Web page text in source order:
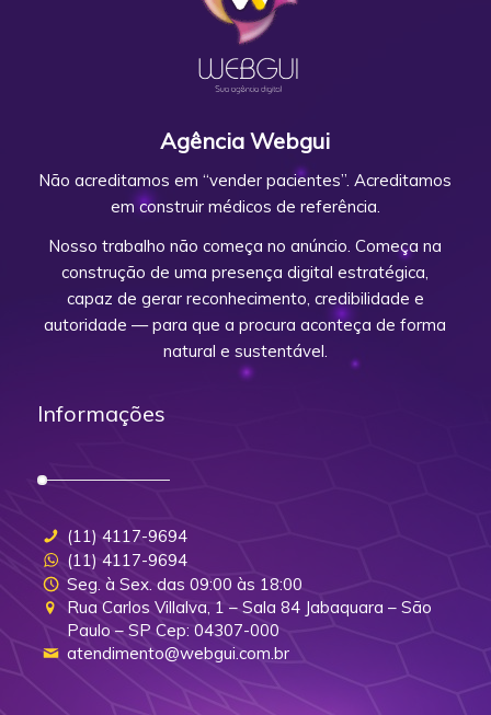
Agência Webgui
Não acreditamos em “vender pacientes”. Acreditamos
em construir médicos de referência.
Nosso trabalho não começa no anúncio. Começa na
construção de uma presença digital estratégica,
capaz de gerar reconhecimento, credibilidade e
autoridade — para que a procura aconteça de forma
natural e sustentável.
Informações
(11) 4117-9694
(11) 4117-9694
Seg. à Sex. das 09:00 às 18:00
Rua Carlos Villalva, 1 – Sala 84 Jabaquara – São
Paulo – SP Cep: 04307-000
atendimento@webgui.com.br